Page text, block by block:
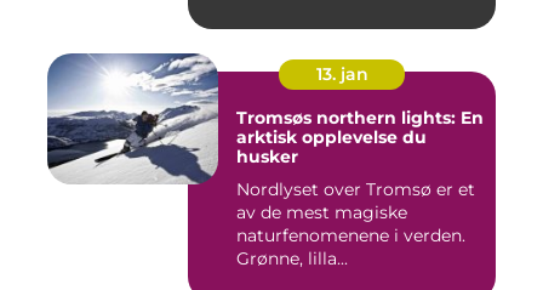
13. jan
Tromsøs northern lights: En
arktisk opplevelse du
husker
Nordlyset over Tromsø er et
av de mest magiske
naturfenomenene i verden.
Grønne, lilla...